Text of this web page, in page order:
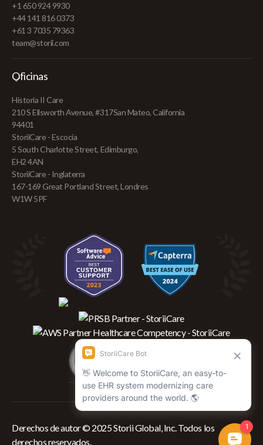
+1 650 924 9930
+44 141 816 0373
+61 3 7035 79363
team@storii.com
Oficinas
Historia II Care
210 S Ellsworth Avenue, #317San Mateo, California
94401
StoriiCare - Escocia
5 South Charlotte Street, Edimburgo,
EH2 4AN
StoriiCare - Inglaterra
167-169 Great Portland Street, Londres
W1W 5PF
Derechos de autor © 2025 Storii Global, Inc. Todos los
derechos reservados.